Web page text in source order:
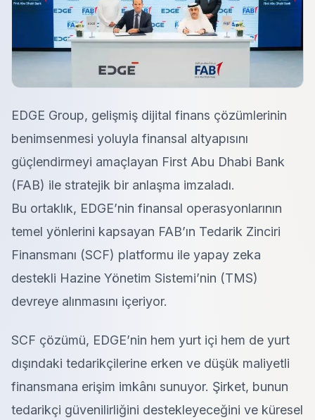
EDGE Group, gelişmiş dijital finans çözümlerinin
benimsenmesi yoluyla finansal altyapısını
güçlendirmeyi amaçlayan First Abu Dhabi Bank
(FAB) ile stratejik bir anlaşma imzaladı.
Bu ortaklık, EDGE’nin finansal operasyonlarının
temel yönlerini kapsayan FAB’ın Tedarik Zinciri
Finansmanı (SCF) platformu ile yapay zeka
destekli Hazine Yönetim Sistemi’nin (TMS)
devreye alınmasını içeriyor.
SCF çözümü, EDGE’nin hem yurt içi hem de yurt
dışındaki tedarikçilerine erken ve düşük maliyetli
finansmana erişim imkânı sunuyor. Şirket, bunun
tedarikçi güvenilirliğini destekleyeceğini ve küresel